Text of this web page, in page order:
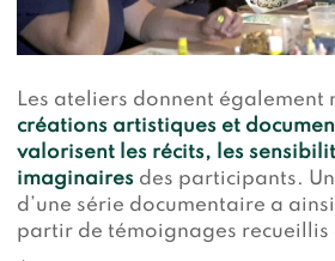
Les ateliers donnent également
créations artistiques et
valorisent les récits, les
imaginaires des participants.
d’une série documentaire a
partir de témoignages recueillis